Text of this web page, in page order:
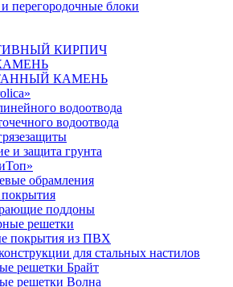
перегородочные блоки
КИРПИЧ
КАМЕНЬ
водоотвода
водоотвода
и защита грунта
обрамления
поддоны
решетки
покрытия из ПВХ
для стальных настилов
решетки Брайт
решетки Волна